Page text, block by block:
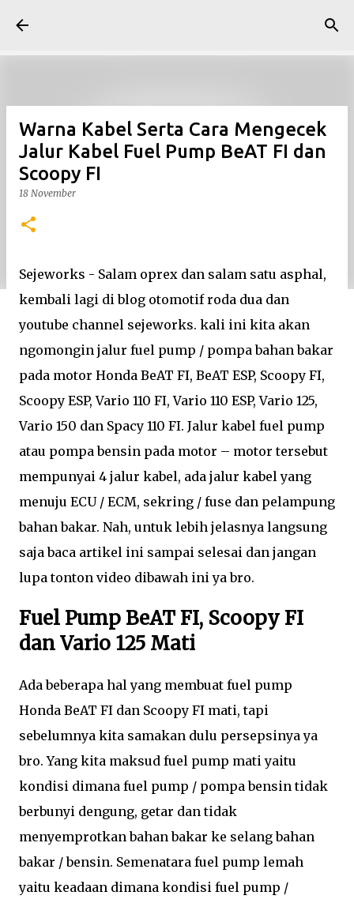
Warna Kabel Serta Cara Mengecek
Jalur Kabel Fuel Pump BeAT FI dan
Scoopy FI
18 November
Sejeworks - Salam oprex dan salam satu asphal,
kembali lagi di blog otomotif roda dua dan
youtube channel sejeworks. kali ini kita akan
ngomongin jalur fuel pump / pompa bahan bakar
pada motor Honda BeAT FI, BeAT ESP, Scoopy FI,
Scoopy ESP, Vario 110 FI, Vario 110 ESP, Vario 125,
Vario 150 dan Spacy 110 FI. Jalur kabel fuel pump
atau pompa bensin pada motor – motor tersebut
mempunyai 4 jalur kabel, ada jalur kabel yang
menuju ECU / ECM, sekring / fuse dan pelampung
bahan bakar. Nah, untuk lebih jelasnya langsung
saja baca artikel ini sampai selesai dan jangan
lupa tonton video dibawah ini ya bro.
Fuel Pump BeAT FI, Scoopy FI
dan Vario 125 Mati
Ada beberapa hal yang membuat fuel pump
Honda BeAT FI dan Scoopy FI mati, tapi
sebelumnya kita samakan dulu persepsinya ya
bro. Yang kita maksud fuel pump mati yaitu
kondisi dimana fuel pump / pompa bensin tidak
berbunyi dengung, getar dan tidak
menyemprotkan bahan bakar ke selang bahan
bakar / bensin. Semenatara fuel pump lemah
yaitu keadaan dimana kondisi fuel pump /